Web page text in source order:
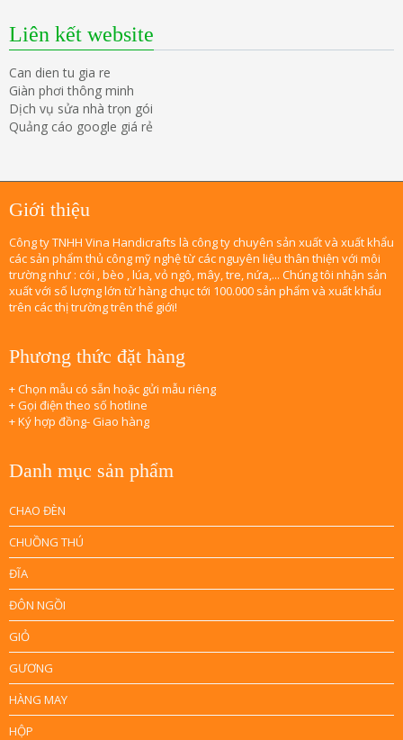
Liên kết website
Can dien tu gia re
Giàn phơi thông minh
Dịch vụ sửa nhà trọn gói
Quảng cáo google giá rẻ
Giới thiệu
Công ty TNHH Vina Handicrafts là công ty chuyên sản xuất và xuất khẩu
các sản phẩm thủ công mỹ nghệ từ các nguyên liệu thân thiện với môi
trường như : cói , bèo , lúa, vỏ ngô, mây, tre, nứa,... Chúng tôi nhận sản
xuất với số lượng lớn từ hàng chục tới 100.000 sản phẩm và xuất khẩu
trên các thị trường trên thế giới!
Phương thức đặt hàng
+ Chọn mẫu có sẵn hoặc gửi mẫu riêng
+ Gọi điện theo số hotline
+ Ký hợp đồng- Giao hàng
Danh mục sản phẩm
CHAO ĐÈN
CHUỒNG THÚ
ĐĨA
ĐÔN NGỒI
GIỎ
GƯƠNG
HÀNG MAY
HỘP